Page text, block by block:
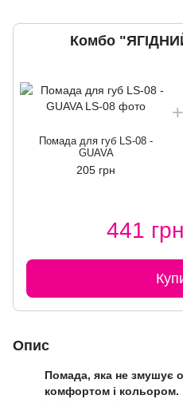
Комбо
Помада для губ LS-08 -
GUAVA
205 грн
441 грн
Опис
Помада, яка не змушує
комфортом і кольором.